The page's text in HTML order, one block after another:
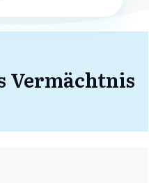
Vermächtnis